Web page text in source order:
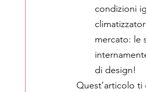
condizioni
mercato: le
di design!
Quest’articolo ti